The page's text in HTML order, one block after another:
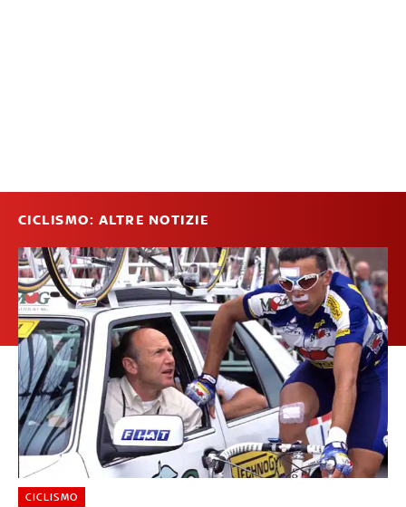
CICLISMO: ALTRE NOTIZIE
CICLISMO